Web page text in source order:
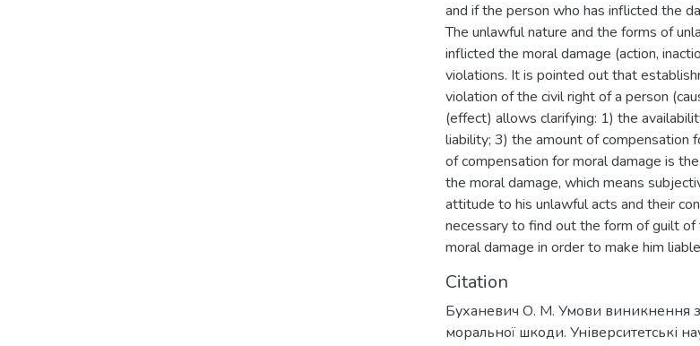
and if the person who has inflicted the
The unlawful nature and the forms of
inflicted the moral damage (action,
violations. It is pointed out that
violation of the civil right of a person
(effect) allows clarifying: 1) the
liability; 3) the amount of compensation
of compensation for moral damage is
the moral damage, which means
attitude to his unlawful acts and their
necessary to find out the form of guilt
moral damage in order to make him
Citation
Буханевич О. М. Умови виникнення
моральної шкоди. Університетські